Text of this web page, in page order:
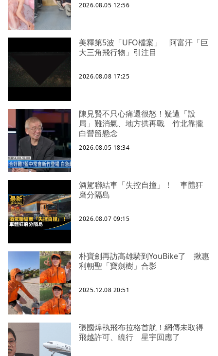
2026.08.05 12:56
美釋第5波「UFO檔案」 阿富汗「巨
大三角飛行物」引注目
2026.08.08 17:25
陳見賢不只心痛還很怒！疑遭「設
局」難消氣、地方拱再戰 竹北靠攏
白營留懸念
2026.08.05 18:34
酒駕聯結車「失控自撞」！ 車體狂
磨分隔島
2026.08.07 09:15
朴寶劍再訪高雄騎到YouBike了 揪惠
利朝聖「寶劍樹」合影
2025.12.08 20:51
張國煒執飛布拉格首航！網傳未取得
飛越許可、繞行 星宇回應了